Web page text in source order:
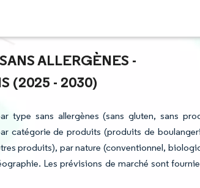
ALLERGÈNES -
(2025 - 2030)
type sans allergènes (sans gluten, sans
catégorie de produits (produits de
produits), par nature (conventionnel,
Les prévisions de marché sont